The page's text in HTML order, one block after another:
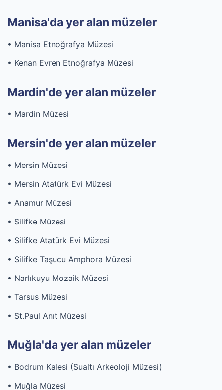
Manisa'da yer alan müzeler
• Manisa Etnoğrafya Müzesi
• Kenan Evren Etnoğrafya Müzesi
Mardin'de yer alan müzeler
• Mardin Müzesi
Mersin'de yer alan müzeler
• Mersin Müzesi
• Mersin Atatürk Evi Müzesi
• Anamur Müzesi
• Silifke Müzesi
• Silifke Atatürk Evi Müzesi
• Silifke Taşucu Amphora Müzesi
• Narlıkuyu Mozaik Müzesi
• Tarsus Müzesi
• St.Paul Anıt Müzesi
Muğla'da yer alan müzeler
• Bodrum Kalesi (Sualtı Arkeoloji Müzesi)
• Muğla Müzesi